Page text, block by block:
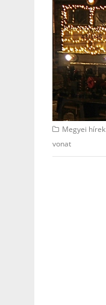
Megyei hírek
vonat